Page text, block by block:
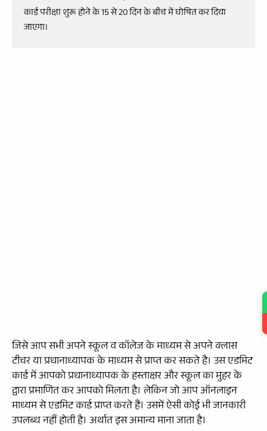
कार्ड परीक्षा शुरू होने के 15 से 20 दिन के बीच में घोषित कर दिया
जाएगा।
जिसे आप सभी अपने स्कूल व कॉलेज के माध्यम से अपने क्लास
टीचर या प्रधानाध्यापक के माध्यम से प्राप्त कर सकते है। उस एडमिट
कार्ड में आपको प्रधानाध्यापक के हस्ताक्षर और स्कूल का मुहर के
द्वारा प्रमाणित कर आपको मिलता है। लेकिन जो आप ऑनलाइन
माध्यम से एडमिट कार्ड प्राप्त करते हैं। उसमें ऐसी कोई भी जानकारी
उपलब्ध नहीं होती है। अर्थात इस अमान्य माना जाता है।